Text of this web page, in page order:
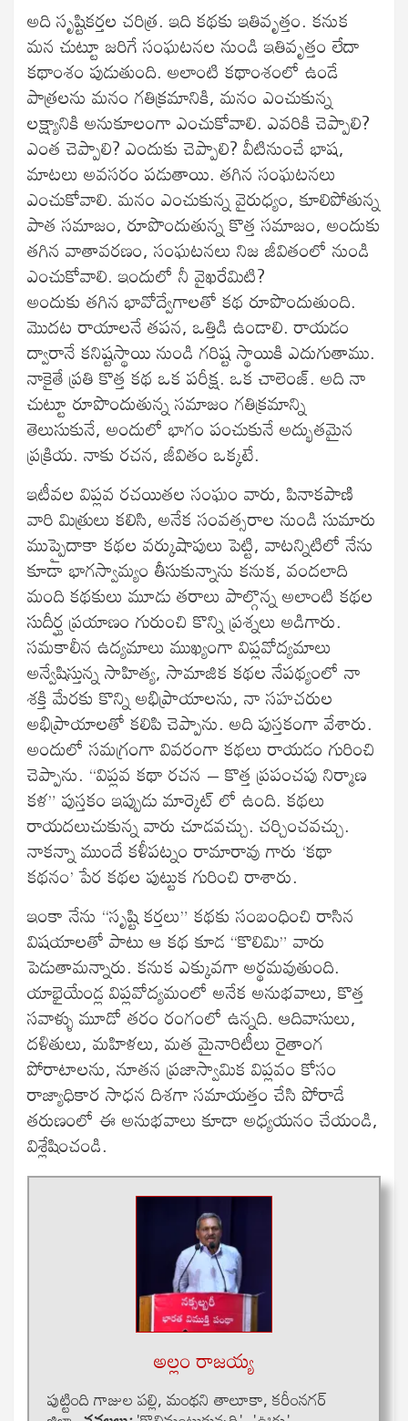
అది సృష్టికర్తల చరిత్ర. ఇది కథకు ఇతివృత్తం. కనుక
మన చుట్టూ జరిగే సంఘటనల నుండి ఇతివృత్తం లేదా
కథాంశం పుడుతుంది. అలాంటి కథాంశంలో ఉండే
పాత్రలను మనం గతిక్రమానికి, మనం ఎంచుకున్న
లక్ష్యానికి అనుకూలంగా ఎంచుకోవాలి. ఎవరికి చెప్పాలి?
ఎంత చెప్పాలి? ఎందుకు చెప్పాలి? వీటినుంచే భాష,
మాటలు అవసరం పడుతాయి. తగిన సంఘటనలు
ఎంచుకోవాలి. మనం ఎంచుకున్న వైరుధ్యం, కూలిపోతున్న
పాత సమాజం, రూపొందుతున్న కొత్త సమాజం, అందుకు
తగిన వాతావరణం, సంఘటనలు నిజ జీవితంలో నుండి
ఎంచుకోవాలి. ఇందులో నీ వైఖరేమిటి?
అందుకు తగిన భావోద్వేగాలతో కథ రూపొందుతుంది.
మొదట రాయాలనే తపన, ఒత్తిడి ఉండాలి. రాయడం
ద్వారానే కనిష్టస్థాయి నుండి గరిష్ట స్థాయికి ఎదుగుతాము.
నాకైతే ప్రతి కొత్త కథ ఒక పరీక్ష. ఒక చాలెంజ్. అది నా
చుట్టూ రూపొందుతున్న సమాజం గతిక్రమాన్ని
తెలుసుకునే, అందులో భాగం పంచుకునే అద్భుతమైన
ప్రక్రియ. నాకు రచన, జీవితం ఒక్కటే.
ఇటీవల విప్లవ రచయితల సంఘం వారు, పినాకపాణి
వారి మిత్రులు కలిసి, అనేక సంవత్సరాల నుండి సుమారు
ముప్పైదాకా కథల వర్కుషాపులు పెట్టి, వాటన్నిటిలో నేను
కూడా భాగస్వామ్యం తీసుకున్నాను కనుక, వందలాది
మంది కథకులు మూడు తరాలు పాల్గొన్న అలాంటి కథల
సుదీర్ఘ ప్రయాణం గురుంచి కొన్ని ప్రశ్నలు అడిగారు.
సమకాలీన ఉద్యమాలు ముఖ్యంగా విప్లవోద్యమాలు
అన్వేషిస్తున్న సాహిత్య, సామాజిక కథల నేపథ్యంలో నా
శక్తి మేరకు కొన్ని అభిప్రాయాలను, నా సహచరుల
అభిప్రాయాలతో కలిపి చెప్పాను. అది పుస్తకంగా వేశారు.
అందులో సమగ్రంగా వివరంగా కథలు రాయడం గురించి
చెప్పాను. “విప్లవ కథా రచన – కొత్త ప్రపంచపు నిర్మాణ
కళ” పుస్తకం ఇప్పుడు మార్కెట్ లో ఉంది. కథలు
రాయదలుచుకున్న వారు చూడవచ్చు. చర్చించవచ్చు.
నాకన్నా ముందే కళీపట్నం రామారావు గారు ‘కథా
కథనం’ పేర కథల పుట్టుక గురించి రాశారు.
ఇంకా నేను “సృష్టి కర్తలు” కథకు సంబంధించి రాసిన
విషయాలతో పాటు ఆ కథ కూడ “కొలిమి” వారు
పెడుతామన్నారు. కనుక ఎక్కువగా అర్థమవుతుంది.
యాభైయేండ్ల విప్లవోద్యమంలో అనేక అనుభవాలు, కొత్త
సవాళ్ళు మూడో తరం రంగంలో ఉన్నది. ఆదివాసులు,
దళితులు, మహిళలు, మత మైనారిటీలు రైతాంగ
పోరాటాలను, నూతన ప్రజాస్వామిక విప్లవం కోసం
రాజ్యాధికార సాధన దిశగా సమాయత్తం చేసి పోరాడే
తరుణంలో ఈ అనుభవాలు కూడా అధ్యయనం చేయండి,
విశ్లేషించండి.
అల్లం రాజ‌య్య‌
పుట్టింది గాజుల ప‌ల్లి, మంథ‌ని తాలూకా, క‌రీంన‌గ‌ర్